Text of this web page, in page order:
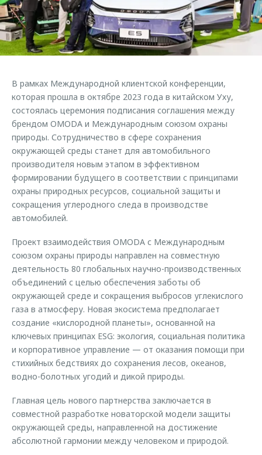
Страхование
Кредитный калькулятор
Аксессуары
Оригинальные аксессуары
Запчасти
Трейд-ин
Калькулятор трейд-ин
Клиентская поддержка
O&J Автоклуб
Клуб владельцев OMODA
Аксессуары
Одежда и сувениры
Оригинальные аксессуары
Запчасти
Обратная связь
В рамках Международной клиентской конференции,
которая прошла в октябре 2023 года в китайском Уху,
состоялась церемония подписания соглашения между
брендом OMODA и Международным союзом охраны
природы. Сотрудничество в сфере сохранения
окружающей среды станет для автомобильного
производителя новым этапом в эффективном
формировании будущего в соответствии с принципами
охраны природных ресурсов, социальной защиты и
сокращения углеродного следа в производстве
автомобилей.
Проект взаимодействия OMODA с Международным
союзом охраны природы направлен на совместную
деятельность 80 глобальных научно-производственных
объединений с целью обеспечения заботы об
окружающей среде и сокращения выбросов углекислого
газа в атмосферу. Новая экосистема предполагает
создание «кислородной планеты», основанной на
ключевых принципах ESG: экология, социальная политика
и корпоративное управление — от оказания помощи при
стихийных бедствиях до сохранения лесов, океанов,
водно-болотных угодий и дикой природы.
Главная цель нового партнерства заключается в
совместной разработке новаторской модели защиты
окружающей среды, направленной на достижение
абсолютной гармонии между человеком и природой.